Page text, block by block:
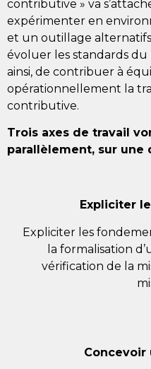
contributive » va
expérimenter en
et un outillage
évoluer les standards
ainsi, de contribuer à
opérationnellement la
contributive.
Trois axes de travail
parallèlement, sur une
Expliciter
Expliciter les
la formalisation
vérification de la
Concevoir